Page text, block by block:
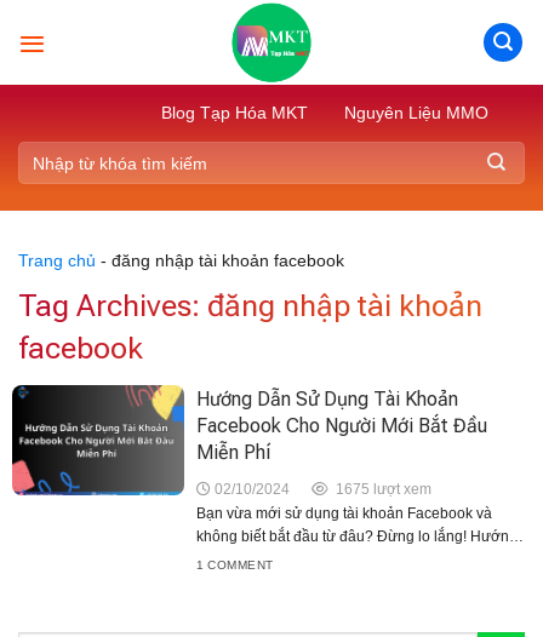
Blog Tạp Hóa MKT Nguyên Liệu MMO
Trang chủ - đăng nhập tài khoản facebook
Tag Archives: đăng nhập tài khoản
facebook
Hướng Dẫn Sử Dụng Tài Khoản
Facebook Cho Người Mới Bắt Đầu
Miễn Phí
02/10/2024
1675 lượt xem
Bạn vừa mới sử dụng tài khoản Facebook và
không biết bắt đầu từ đâu? Đừng lo lắng! Hướng
dẫn này sẽ giúp bạn làm quen với nền tảng mạng
1 COMMENT